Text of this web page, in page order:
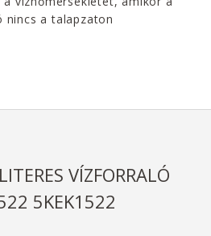
nincs a talapzaton
VÍZFORRALÓ
5KEK1522